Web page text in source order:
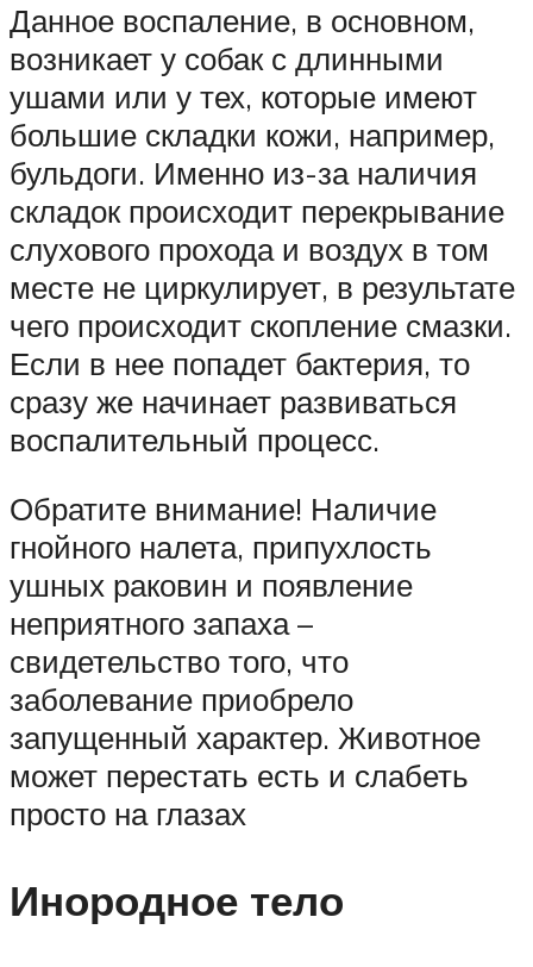
Данное воспаление, в основном,
возникает у собак с длинными
ушами или у тех, которые имеют
большие складки кожи, например,
бульдоги. Именно из-за наличия
складок происходит перекрывание
слухового прохода и воздух в том
месте не циркулирует, в результате
чего происходит скопление смазки.
Если в нее попадет бактерия, то
сразу же начинает развиваться
воспалительный процесс.
Обратите внимание! Наличие
гнойного налета, припухлость
ушных раковин и появление
неприятного запаха –
свидетельство того, что
заболевание приобрело
запущенный характер. Животное
может перестать есть и слабеть
просто на глазах
Инородное тело